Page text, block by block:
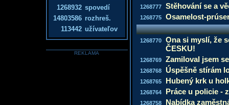
1268777 Stěhování se a
1268775 Osamelost-
1268770
Ona si myslí, že
ČESKU!
1268769 Zamiloval jsem
1268768 Úspěšně stírám
1268765 Hubený krk u
1268764 Práce u policie -
1268758 Nabídka
1268932 spovedí
14803586 rozhreš.
113442 užívateľov
REKLAMA